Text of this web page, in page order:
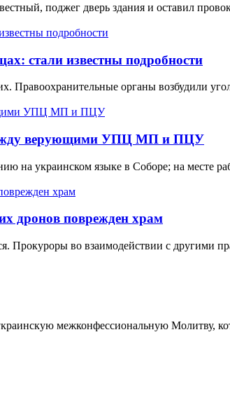
поджег дверь здания и оставил
стали известны подробности
Правоохранительные органы возбудили
верующими УПЦ МП и ПЦУ
украинском языке в Соборе; на месте
дронов поврежден храм
Прокуроры во взаимодействии с другими
межконфессиональную Молитву,